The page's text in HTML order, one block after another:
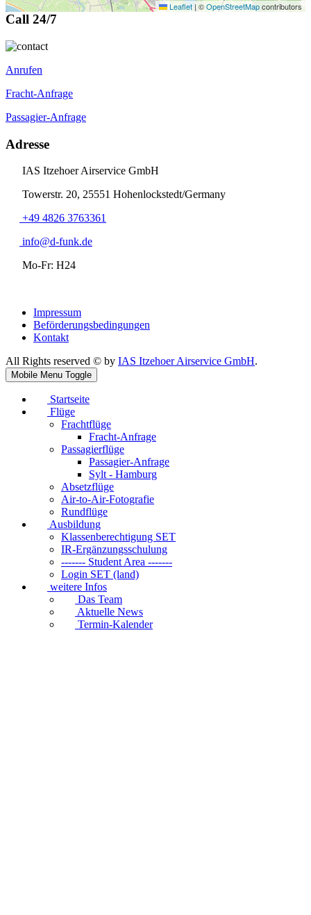
Leaflet | ©OpenStreetMapcontributors
Call 24/7
Anrufen
Fracht-Anfrage
Passagier-Anfrage
Adresse
IAS Itzehoer Airservice GmbH
Towerstr. 20, 25551 Hohenlockstedt/Germany
+49 4826 3763361
info@d-funk.de
Mo-Fr: H24
Impressum
Beförderungsbedingungen
Kontakt
All Rights reserved © by IAS Itzehoer Airservice GmbH.
Mobile Menu Toggle
Startseite
Flüge
Frachtflüge
Fracht-Anfrage
Passagierflüge
Passagier-Anfrage
Sylt - Hamburg
Absetzflüge
Air-to-Air-Fotografie
Rundflüge
Ausbildung
Klassenberechtigung SET
IR-Ergänzungsschulung
------- Student Area -------
Login SET (land)
weitere Infos
Das Team
Aktuelle News
Termin-Kalender